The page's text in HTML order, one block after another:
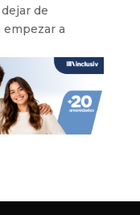
de
empezar a